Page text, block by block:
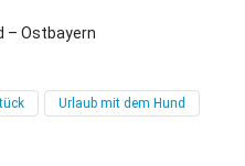
– Ostbayern
Urlaub mit dem Hund